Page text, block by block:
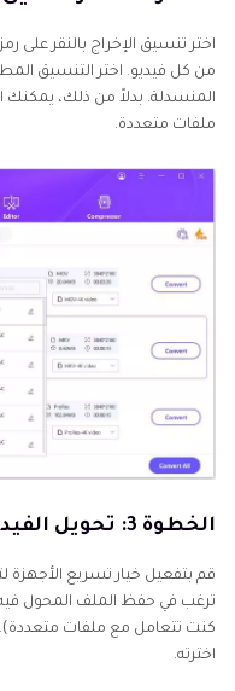
اختر تنسيق الإخراج بالنقر على
المنسدلة. بدلاً من ذلك، يمكنك
ملفات متعددة.
الخطوة 3: تحويل الفيديو
قم بتفعيل خيار تسريع الأجهزة
ترغب في حفظ الملف المحول فيه،
كنت تتعامل مع ملفات متعددة).
اخترته.